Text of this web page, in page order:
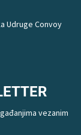
Udruge Convoy
vezanim